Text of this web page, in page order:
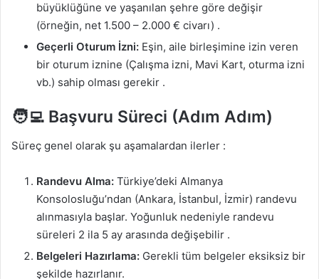
büyüklüğüne ve yaşanılan şehre göre değişir
(örneğin, net 1.500 – 2.000 € civarı) .
Geçerli Oturum İzni: Eşin, aile birleşimine izin veren
bir oturum iznine (Çalışma izni, Mavi Kart, oturma izni
vb.) sahip olması gerekir .
🧑‍💻 Başvuru Süreci (Adım Adım)
Süreç genel olarak şu aşamalardan ilerler :
Randevu Alma: Türkiye’deki Almanya
Konsolosluğu’ndan (Ankara, İstanbul, İzmir) randevu
alınmasıyla başlar. Yoğunluk nedeniyle randevu
süreleri 2 ila 5 ay arasında değişebilir .
Belgeleri Hazırlama: Gerekli tüm belgeler eksiksiz bir
şekilde hazırlanır.